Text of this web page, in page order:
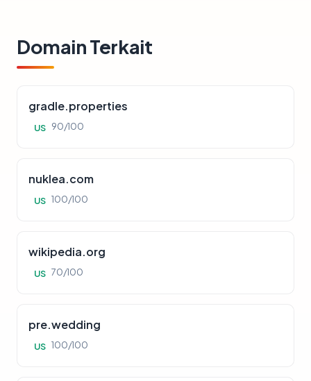
Domain Terkait
gradle.properties
US 90/100
nuklea.com
US 100/100
wikipedia.org
US 70/100
pre.wedding
US 100/100